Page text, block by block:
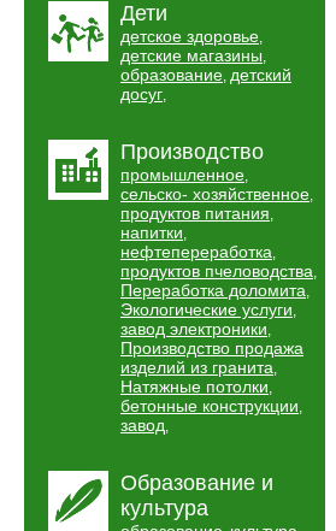
Дети
детское здоровье,
детские магазины,
образование, детский
досуг,
Производство
промышленное,
сельско- хозяйственное,
продуктов питания,
напитки,
нефтепереработка,
продуктов пчеловодства,
Переработка доломита,
Экологические услуги,
завод электроники,
Производство продажа
изделий из гранита,
Натяжные потолки,
бетонные конструкции,
завод,
Образование и
культура